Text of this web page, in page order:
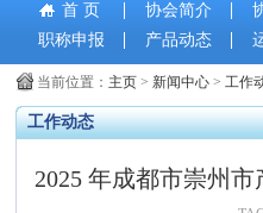
首 页 协会简介
职称申报
产品动态
当前位置： 主页 > 新闻中心 > 工作
工作动态
2025 年成都市崇州